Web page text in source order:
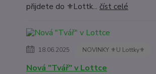
přijdete do ⚜️Lottk... číst celé
18.06.2025 NOVINKY ⚜️U Lottky⚜️
Nová "Tvář" v Lottce